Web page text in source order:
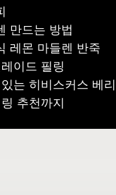
만드는 방법
레몬 마들렌 반죽
이드 필링
는 히비스커스 베
추천까지